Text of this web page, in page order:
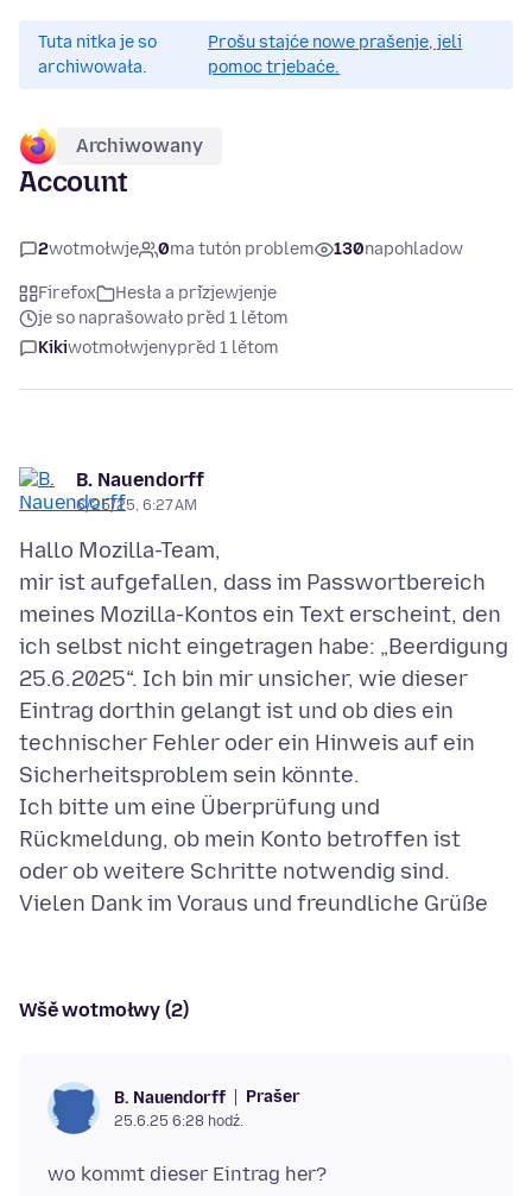
Tuta nitka je so
archiwowała.
Prošu stajće nowe prašenje, jeli
pomoc trjebaće.
Archiwowany
Account
2wotmołwje 0ma tutón problem 130napohladow
Firefox
Hesła a přizjewjenje
je so naprašowało před 1 lětom
Kikiwotmołwjenypřed 1 lětom
B. Nauendorff
6/25/25, 6:27 AM
Hallo Mozilla-Team,
mir ist aufgefallen, dass im Passwortbereich
meines Mozilla-Kontos ein Text erscheint, den
ich selbst nicht eingetragen habe: „Beerdigung
25.6.2025“. Ich bin mir unsicher, wie dieser
Eintrag dorthin gelangt ist und ob dies ein
technischer Fehler oder ein Hinweis auf ein
Sicherheitsproblem sein könnte.
Ich bitte um eine Überprüfung und
Rückmeldung, ob mein Konto betroffen ist
oder ob weitere Schritte notwendig sind.
Wšě wotmołwy (2)
B. Nauendorff Prašer
25.6.25 6:28 hodź.